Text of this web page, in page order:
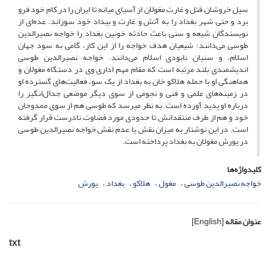
سیل خروشان قتل و غارت مغولان از آسیای میانه تا ایران را در کام خود فرو
برد و حتی شهر بغداد را به آتش و غارت و بیداد خود سوزاند. عده‌ای از
نویسندگان شیعه و سنی باعث حادثه خونین بغداد را خواجه نصیرالدین
طوسی می‌دانند؛ شیعیان هدف خواجه را از این کار، گامی به سود جهان
اسلام، و سنیان نابودی اسلام می‌دانند. خواجه نصیرالدین طوسی
اندیشمندی بلند مرتبه است که مقام مهم اداری وی در دستگاه مغولان و
هماهنگی او با حمله هلاکو خان به بغداد از یک سو، فعالیت‌های گسترده او
در زمینه‌های علمی و فنی و نجومی از سوی دیگر موضعی جدال‌انگیز را
درباره او پدید آورده است. به نظر می­رسد که طوسی هم از سوی ممدوحان
خود و هم از طرف منتقدانش تا حدودی مورد قضاوت نادرست قرار گرفته
است. در این نوشتار به میزان نقش یا عدم نقش خواجه نصیرالدین طوسی
در یورش مغولان به بغداد ‌پرداخته است.
کلیدواژه‌ها
خواجه نصیرالدین طوسی مغول هلاکو بغداد یورش
عنوان مقاله[English]
txt